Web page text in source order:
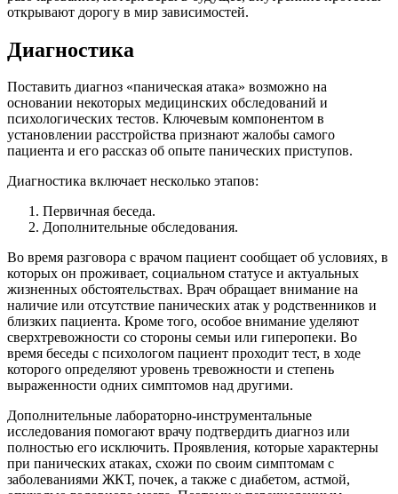
открывают дорогу в мир зависимостей.
Диагностика
Поставить диагноз «паническая атака» возможно на
основании некоторых медицинских обследований и
психологических тестов. Ключевым компонентом в
установлении расстройства признают жалобы самого
пациента и его рассказ об опыте панических приступов.
Диагностика включает несколько этапов:
Первичная беседа.
Дополнительные обследования.
Во время разговора с врачом пациент сообщает об условиях, в
которых он проживает, социальном статусе и актуальных
жизненных обстоятельствах. Врач обращает внимание на
наличие или отсутствие панических атак у родственников и
близких пациента. Кроме того, особое внимание уделяют
сверхтревожности со стороны семьи или гиперопеки. Во
время беседы с психологом пациент проходит тест, в ходе
которого определяют уровень тревожности и степень
выраженности одних симптомов над другими.
Дополнительные лабораторно-инструментальные
исследования помогают врачу подтвердить диагноз или
полностью его исключить. Проявления, которые характерны
при панических атаках, схожи по своим симптомам с
заболеваниями ЖКТ, почек, а также с диабетом, астмой,